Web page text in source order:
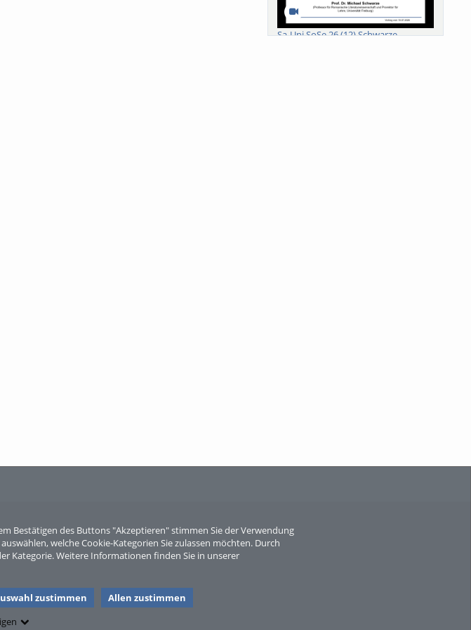
Bestätigen des Buttons "Akzeptieren" stimmen Sie der Verwendung
welche Cookie-Kategorien Sie zulassen möchten. Durch
Kategorie. Weitere Informationen finden Sie in unserer
zustimmen
Allen zustimmen
Sa-Uni SoSe 26 (12) Schwarze
Sperber